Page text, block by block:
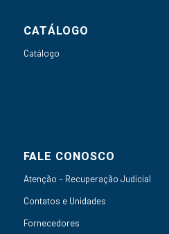
CATÁLOGO
Catálogo
FALE CONOSCO
Atenção – Recuperação Judicial
Contatos e Unidades
Fornecedores